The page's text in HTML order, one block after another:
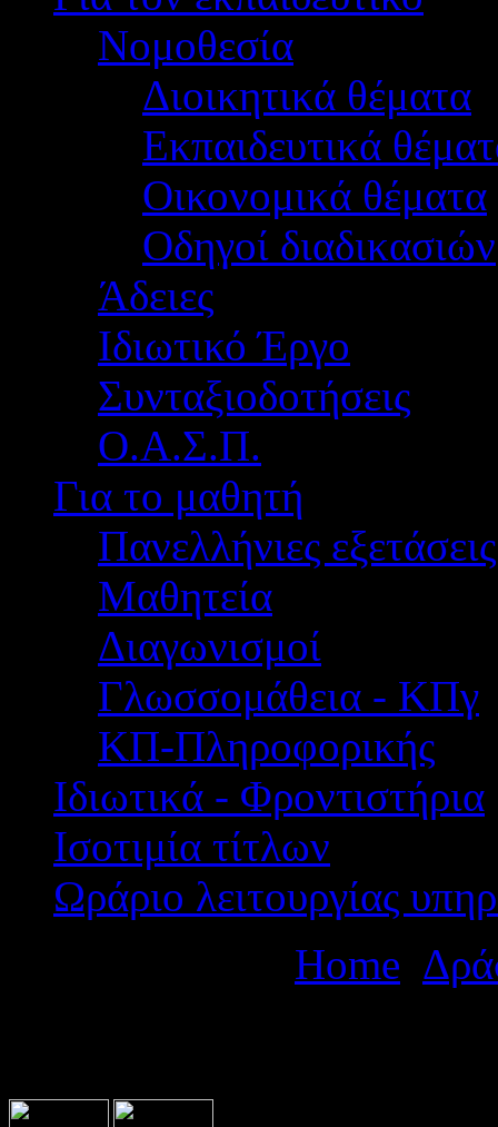
Νομοθεσία
Διοικητικά θέματα
Εκπαιδευτικά
Οικονομικά θέματα
Οδηγοί διαδικασιών
Άδειες
Ιδιωτικό Έργο
Συνταξιοδοτήσεις
Ο.Α.Σ.Π.
Για το μαθητή
Πανελλήνιες εξετάσεις
Μαθητεία
Διαγωνισμοί
Γλωσσομάθεια - ΚΠγ
ΚΠ-Πληροφορικής
Ιδιωτικά - Φροντιστήρια
Ισοτιμία τίτλων
Ωράριο λειτουργίας
Home